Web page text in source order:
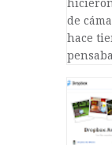
de
hace